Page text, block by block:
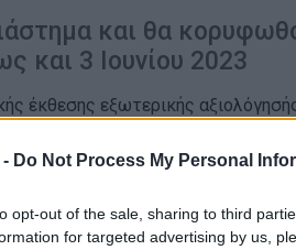
Do Not Process My Personal
opt-out of the sale, sharing to third
for targeted advertising by us,
και θα
και 3 Ιουνίου 2023
έκθεσης εξωτερικής
συνεχίζει τις εκδηλώσεις
συναυλίες για τις
την Τετάρτη 26 Απριλίου
Λιθουανής υψιφώνου